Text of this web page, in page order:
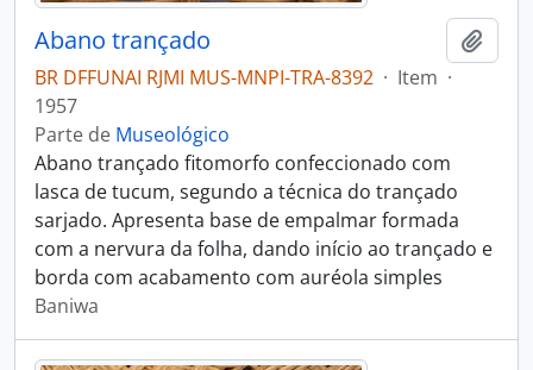
Abano trançado
BR DFFUNAI RJMI MUS-MNPI-TRA-8392 · Item ·
1957
Parte de Museológico
Abano trançado fitomorfo confeccionado com
lasca de tucum, segundo a técnica do trançado
sarjado. Apresenta base de empalmar formada
com a nervura da folha, dando início ao trançado e
borda com acabamento com auréola simples
Baniwa